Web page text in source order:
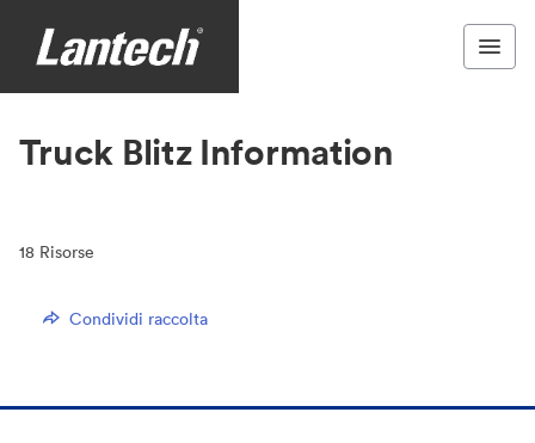
Truck Blitz Information
18 Risorse
Condividi raccolta